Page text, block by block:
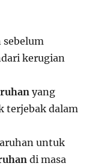
kerugian
yang
terjebak dalam
untuk
di masa